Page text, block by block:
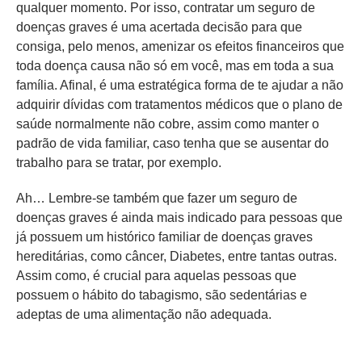
qualquer momento. Por isso, contratar um seguro de
doenças graves é uma acertada decisão para que
consiga, pelo menos, amenizar os efeitos financeiros que
toda doença causa não só em você, mas em toda a sua
família. Afinal, é uma estratégica forma de te ajudar a não
adquirir dívidas com tratamentos médicos que o plano de
saúde normalmente não cobre, assim como manter o
padrão de vida familiar, caso tenha que se ausentar do
trabalho para se tratar, por exemplo.
Ah… Lembre-se também que fazer um seguro de
doenças graves é ainda mais indicado para pessoas que
já possuem um histórico familiar de doenças graves
hereditárias, como câncer, Diabetes, entre tantas outras.
Assim como, é crucial para aquelas pessoas que
possuem o hábito do tabagismo, são sedentárias e
adeptas de uma alimentação não adequada.